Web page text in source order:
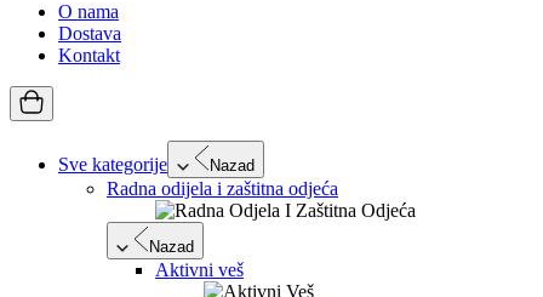
O nama
Dostava
Kontakt
Sve kategorije Nazad
Radna odijela i zaštitna odjeća
Nazad
Aktivni veš